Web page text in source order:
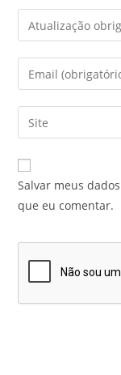
Salvar meus
que eu comentar.